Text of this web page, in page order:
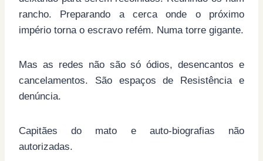
rancho. Preparando a cerca onde o próximo
império torna o escravo refém. Numa torre gigante.
Mas as redes não são só ódios, desencantos e
cancelamentos. São espaços de Resistência e
denúncia.
Capitães do mato e auto-biografias não
autorizadas.